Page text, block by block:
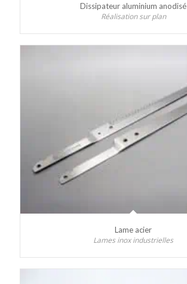
Dissipateur aluminium anodisé
Réalisation sur plan
Lame acier
Lames inox industrielles